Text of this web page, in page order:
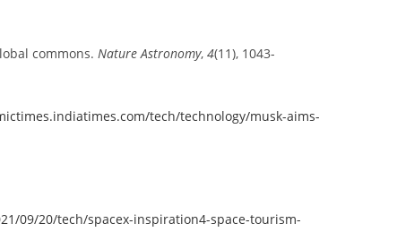
commons. Nature Astronomy, 4(11), 1043-
tech/technology/musk-aims-
09/20/tech/spacex-inspiration4-space-tourism-